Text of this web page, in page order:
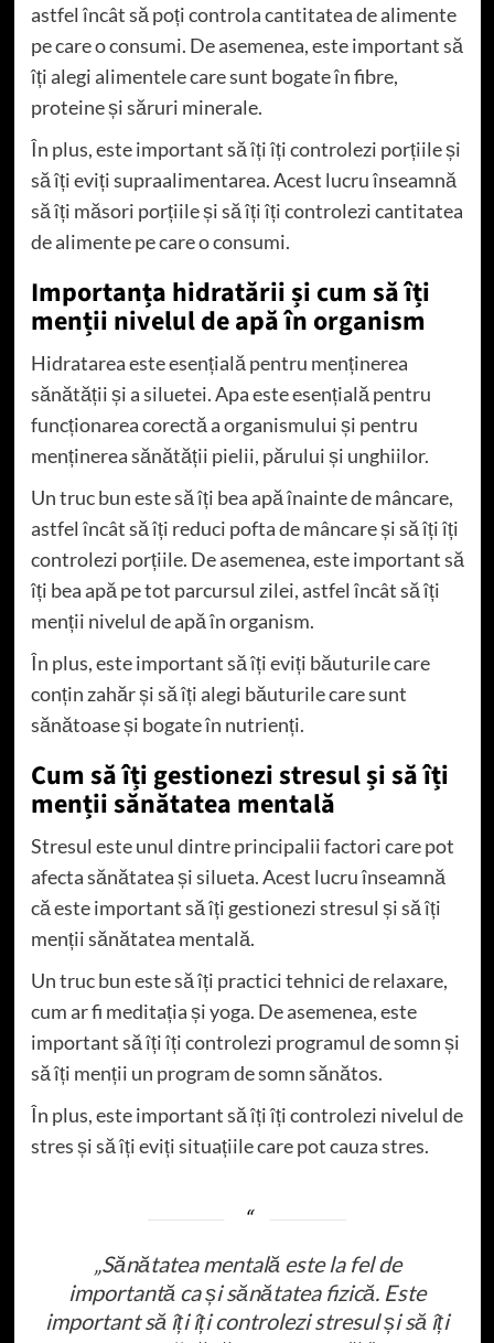
astfel încât să poți controla cantitatea de alimente
pe care o consumi. De asemenea, este important să
îți alegi alimentele care sunt bogate în fibre,
proteine și săruri minerale.
În plus, este important să îți îți controlezi porțiile și
să îți eviți supraalimentarea. Acest lucru înseamnă
să îți măsori porțiile și să îți îți controlezi cantitatea
de alimente pe care o consumi.
Importanța hidratării și cum să îți
menții nivelul de apă în organism
Hidratarea este esențială pentru menținerea
sănătății și a siluetei. Apa este esențială pentru
funcționarea corectă a organismului și pentru
menținerea sănătății pielii, părului și unghiilor.
Un truc bun este să îți bea apă înainte de mâncare,
astfel încât să îți reduci pofta de mâncare și să îți îți
controlezi porțiile. De asemenea, este important să
îți bea apă pe tot parcursul zilei, astfel încât să îți
menții nivelul de apă în organism.
În plus, este important să îți eviți băuturile care
conțin zahăr și să îți alegi băuturile care sunt
sănătoase și bogate în nutrienți.
Cum să îți gestionezi stresul și să îți
menții sănătatea mentală
Stresul este unul dintre principalii factori care pot
afecta sănătatea și silueta. Acest lucru înseamnă
că este important să îți gestionezi stresul și să îți
menții sănătatea mentală.
Un truc bun este să îți practici tehnici de relaxare,
cum ar fi meditația și yoga. De asemenea, este
important să îți îți controlezi programul de somn și
să îți menții un program de somn sănătos.
În plus, este important să îți îți controlezi nivelul de
stres și să îți eviți situațiile care pot cauza stres.
„Sănătatea mentală este la fel de
importantă ca și sănătatea fizică. Este
important să îți îți controlezi stresul și să îți